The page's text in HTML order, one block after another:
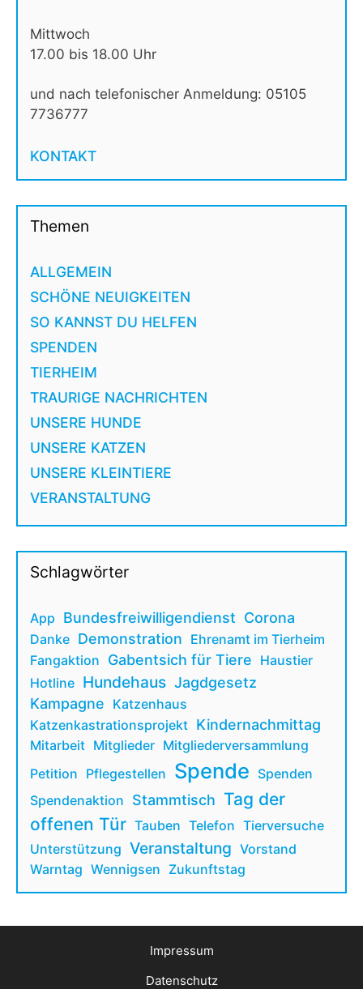
Mittwoch
17.00 bis 18.00 Uhr
und nach telefonischer Anmeldung: 05105
7736777
KONTAKT
Themen
ALLGEMEIN
SCHÖNE NEUIGKEITEN
SO KANNST DU HELFEN
SPENDEN
TIERHEIM
TRAURIGE NACHRICHTEN
UNSERE HUNDE
UNSERE KATZEN
UNSERE KLEINTIERE
VERANSTALTUNG
Schlagwörter
App Bundesfreiwilligendienst Corona
Danke Demonstration Ehrenamt im Tierheim
Fangaktion Gabentsich für Tiere Haustier
Hotline Hundehaus Jagdgesetz
Kampagne Katzenhaus
Katzenkastrationsprojekt Kindernachmittag
Mitarbeit Mitglieder Mitgliederversammlung
Petition Pflegestellen Spende Spenden
Spendenaktion Stammtisch Tag der
offenen Tür Tauben Telefon Tierversuche
Unterstützung Veranstaltung Vorstand
Warntag Wennigsen Zukunftstag
Impressum
Datenschutz